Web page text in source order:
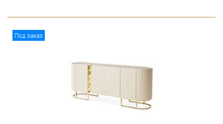
Под заказ